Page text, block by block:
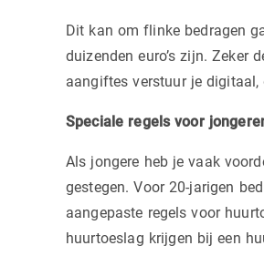
Dit kan om flinke bedragen
duizenden euro’s zijn. Zeker
aangiftes verstuur je
Speciale regels voor
Als jongere heb je vaak
gestegen. Voor 20-jarigen
aangepaste regels voor
huurtoeslag krijgen bij een